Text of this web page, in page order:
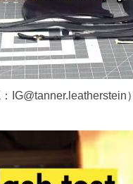
IG@tanner.leatherstein）